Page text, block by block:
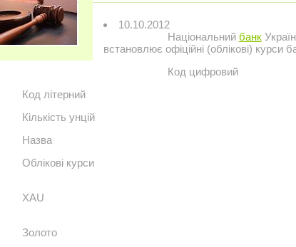
10.10.2012
Національний банк
встановлює офіційні (облікові) курси
Код цифровий
Код літерний
Кількість унцій
Назва
Облікові курси
XAU
Золото